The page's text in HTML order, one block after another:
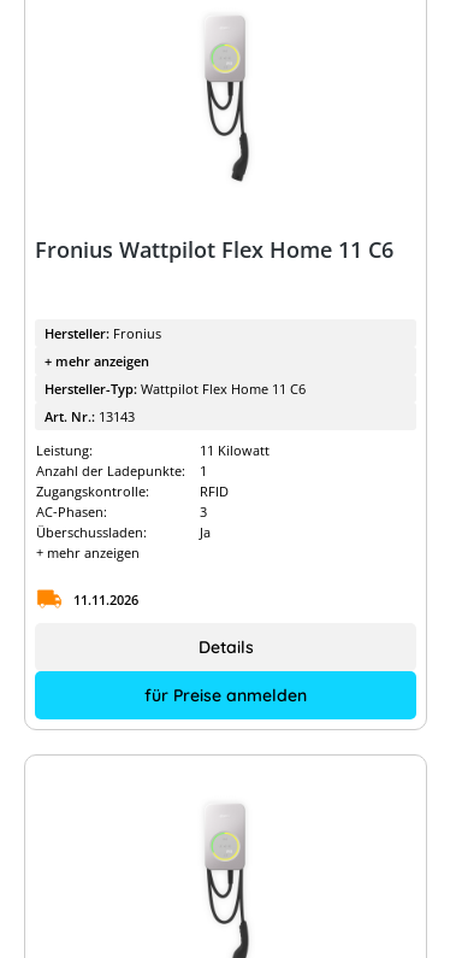
Fronius Wattpilot Flex Home 11 C6
Hersteller: Fronius
+ mehr anzeigen
Hersteller-Typ: Wattpilot Flex Home 11 C6
Art. Nr.: 13143
Leistung:
11 Kilowatt
Anzahl der Ladepunkte:
1
Zugangskontrolle:
RFID
AC-Phasen:
3
Überschussladen:
Ja
+ mehr anzeigen
11.11.2026
für Preise anmelden
Details